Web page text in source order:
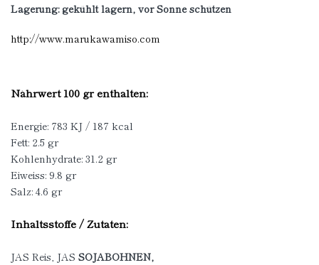
Lagerung: gekühlt lagern, vor Sonne schützen
http://www.marukawamiso.com
Nährwert 100 gr enthalten:
Energie: 783 KJ / 187 kcal
Fett: 2.5 gr
Kohlenhydrate: 31.2 gr
Eiweiss: 9.8 gr
Salz: 4.6 gr
Inhaltsstoffe / Zutaten:
JAS Reis, JAS SOJABOHNEN,